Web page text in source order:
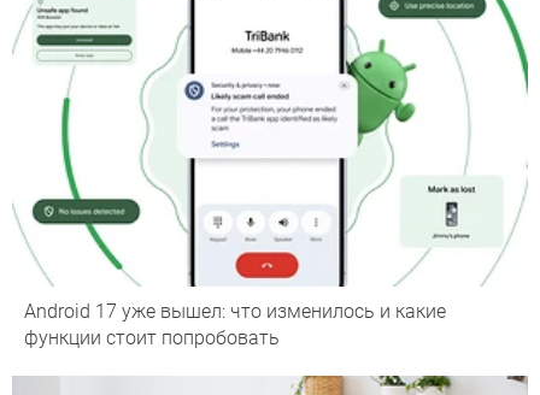
Android 17 уже вышел: что изменилось и какие
функции стоит попробовать